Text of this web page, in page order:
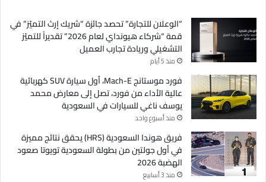
“الوعلان للتجارة” تحصد جائزة “شريك إرث التميّز” في
قمة “شركاء هيونداي لعام 2026” تقديراً للتميّز
التشغيلي وريادة تجارب العميل
منذ 5 أيام
فورد موستانج Mach-E، أول سيارة SUV كهربائية
عالية الأداء من فورد، تصل إلى معارض محمد
يوسف ناغي للسيارات في السعودية
منذ أسبوع واحد
فريق هوندا السعودية (HRS) يحقق نتائج مميزة
في أول جولتين من بطولة السعودية تويوتا صعود
الهضبة 2026
منذ 3 أسابيع